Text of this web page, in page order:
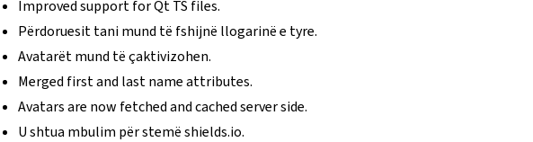
Improved support for Qt TS files.
Përdoruesit tani mund të fshijnë llogarinë e tyre.
Avatarët mund të çaktivizohen.
Merged first and last name attributes.
Avatars are now fetched and cached server side.
U shtua mbulim për stemë shields.io.